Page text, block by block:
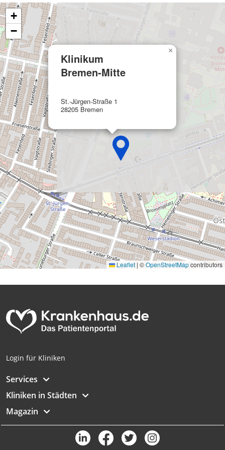
Klinikum
Bremen-Mitte
St.-Jürgen-Straße 1
28205 Bremen
×
+
−
Leaflet | ©OpenStreetMapcontributors
Login für Kliniken
Services
Kliniken in Städten
Magazin
Funktional
Werbung